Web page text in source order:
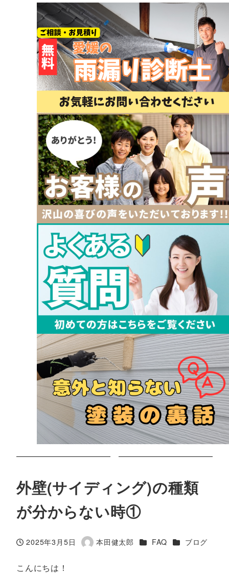
外壁(サイディング)の種類
が分からない時①
投稿日
2025年3月5日
著
本田健太郎 カテゴリー
FAQ カテゴリー
ブログ
こんにちは！